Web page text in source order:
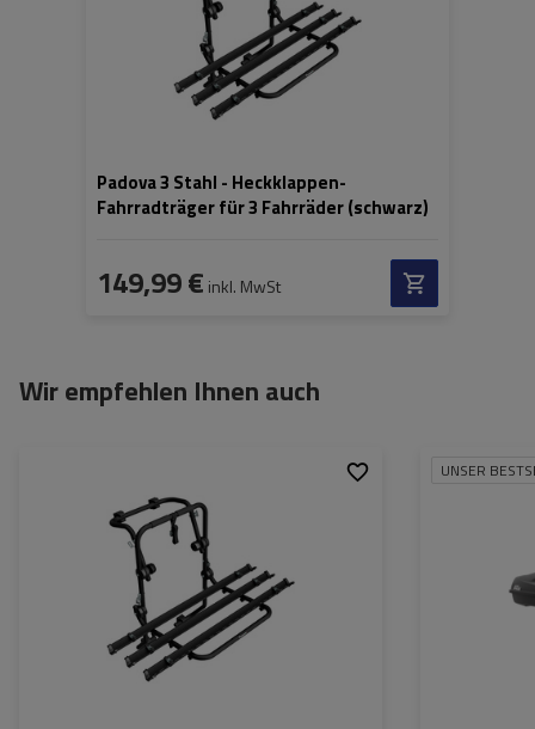
Padova 3 Stahl - Heckklappen-
Fahrradträger für 3 Fahrräder (schwarz)
149,99 € inkl. MwSt
Wir empfehlen Ihnen auch
Nutzlast der Haltebügel:
45 kg
UNSER